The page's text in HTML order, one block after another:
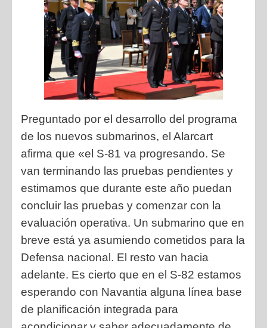
Preguntado por el desarrollo del programa
de los nuevos submarinos, el Alarcart
afirma que «el S-81 va progresando. Se
van terminando las pruebas pendientes y
estimamos que durante este año puedan
concluir las pruebas y comenzar con la
evaluación operativa. Un submarino que en
breve está ya asumiendo cometidos para la
Defensa nacional. El resto van hacia
adelante. Es cierto que en el S-82 estamos
esperando con Navantia alguna línea base
de planificación integrada para